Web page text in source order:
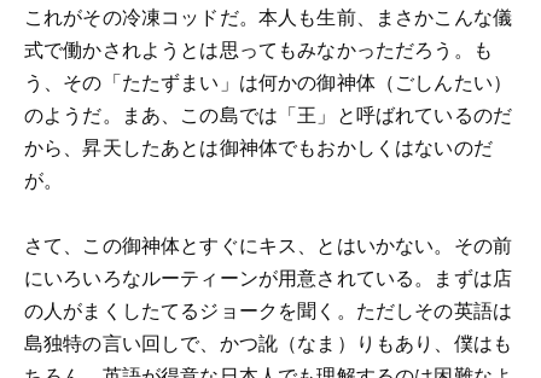
これがその冷凍コッドだ。本人も生前、まさかこんな儀
式で働かされようとは思ってもみなかっただろう。も
う、その「たたずまい」は何かの御神体（ごしんたい）
のようだ。まあ、この島では「王」と呼ばれているのだ
から、昇天したあとは御神体でもおかしくはないのだ
が。
さて、この御神体とすぐにキス、とはいかない。その前
にいろいろなルーティーンが用意されている。まずは店
の人がまくしたてるジョークを聞く。ただしその英語は
島独特の言い回しで、かつ訛（なま）りもあり、僕はも